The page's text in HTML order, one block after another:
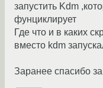
запустить Kdm
фунциклирует
Где что и в каких
вместо kdm
Заранее спасибо за